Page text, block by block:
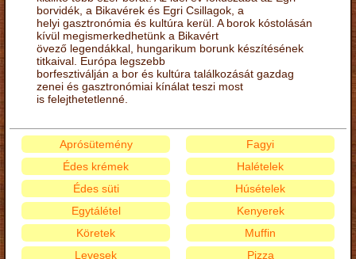
borvidék, a Bikavérek és Egri Csillagok, a
helyi gasztronómia és kultúra kerül. A borok kóstolásán
kívül megismerkedhetünk a Bikavért
övező legendákkal, hungarikum borunk készítésének
titkaival. Európa legszebb
borfesztiválján a bor és kultúra találkozását gazdag
zenei és gasztronómiai kínálat teszi most
is felejthetetlenné.
Aprósütemény
Édes krémek
Édes süti
Egytálétel
Fagyi
Halételek
Húsételek
Kenyerek
Köretek
Levesek
Muffin
Pizza